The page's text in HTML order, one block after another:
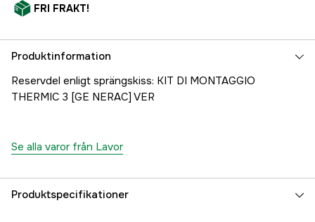
FRI FRAKT!
Produktinformation
Reservdel enligt sprängskiss: KIT DI MONTAGGIO
THERMIC 3 [GE NERAC] VER
Se alla varor från Lavor
Produktspecifikationer